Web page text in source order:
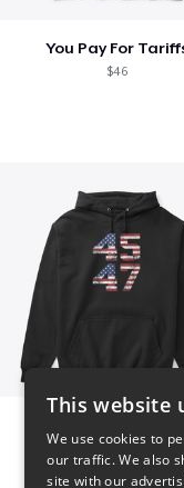
You Pay For
$46
This website
We use cookies to
our traffic. We also
site with our